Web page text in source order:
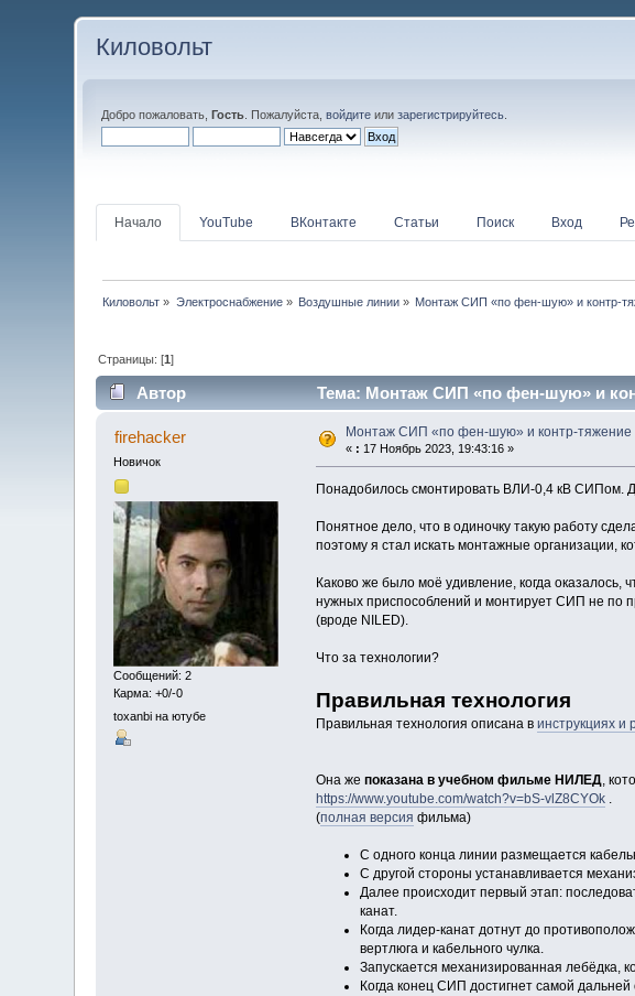
Киловольт
Добро пожаловать,Гость . Пожалуйста,войдите илизарегистрируйтесь
Начало YouTube ВКонтакте Статьи Поиск Вход
Киловольт » Электроснабжение» Воздушные линии » Монтаж СИП «по фен-шую» и контр-
Страницы: [1]
Автор Тема: Монтаж СИП «по фен-шую» и
firehacker
Новичок
Сообщений: 2
Карма: +0/-0
toxanbi на ютубе
Монтаж СИП «по фен-шую» и контр-тяжение
« : 17 Ноябрь 2023, 19:43:16 »
Понадобилось смонтировать ВЛИ-0,4 кВ СИПом.
Понятное дело, что в одиночку такую работу
поэтому я стал искать монтажные организации,
Каково же было моё удивление, когда
нужных приспособлений и монтирует СИП не по
(вроде NILED).
Что за технологии?
Правильная технология
Правильная технология описана в инструкциях и
Она же показана в учебном фильме НИЛЕД,
https://www.youtube.com/watch?v=bS-vlZ8CYOk.
(полная версия фильма)
С одного конца линии размещается
С другой стороны устанавливается
Далее происходит первый этап:
канат.
Когда лидер-канат дотнут до
вертлюга и кабельного чулка.
Запускается механизированная лебёдка,
Когда конец СИП достигнет самой